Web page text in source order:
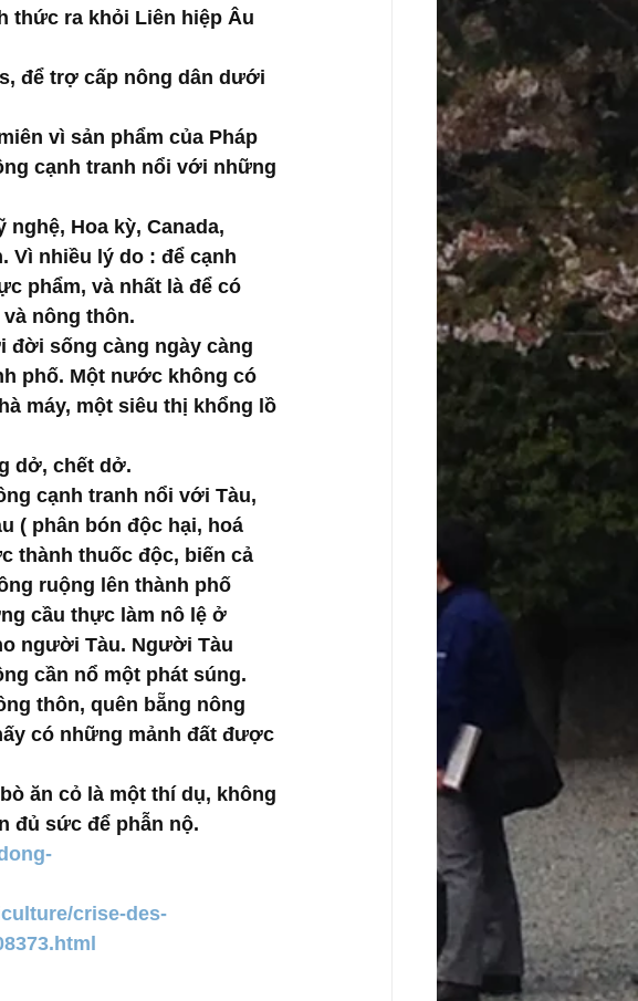
thức ra khỏi Liên hiệp Âu
để trợ cấp nông dân dưới
vì sản phẩm của Pháp
cạnh tranh nổi với những
Hoa kỳ, Canada,
Vì nhiều lý do : để cạnh
phẩm, và nhất là để có
nông thôn.
sống càng ngày càng
phố. Một nước không có
máy, một siêu thị khổng lồ
dở, chết dở.
cạnh tranh nổi với Tàu,
( phân bón độc hại, hoá
thành thuốc độc, biến cả
ruộng lên thành phố
cầu thực làm nô lệ ở
người Tàu. Người Tàu
cần nổ một phát súng.
thôn, quên bẵng nông
có những mảnh đất được
ăn cỏ là một thí dụ, không
đủ sức để phẫn nộ.
crise-des-